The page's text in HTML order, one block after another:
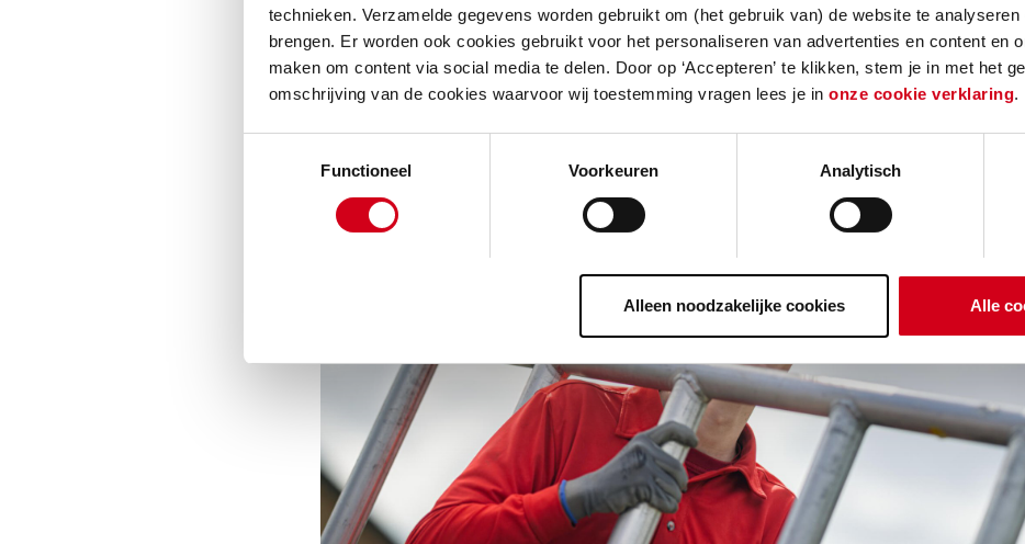
technieken. Verzamelde gegevens worden gebruikt om (het gebruik van) de website te
brengen. Er worden ook cookies gebruikt voor het personaliseren van advertenties en content en
maken om content via social media te delen. Door op ‘Accepteren’ te klikken, stem je in met het
omschrijving van de cookies waarvoor wij toestemming vragen lees je in onze cookie verklaring.
Functioneel
Voorkeuren Analytisch
Alleen noodzakelijke cookies Alle
wettelijke keuringen en inspecties. Tijdens de uitvoering combineren
werkzaamheden zoveel mogelijk om een zo hoog mogelijke efficiëntie
overlast te bereiken.